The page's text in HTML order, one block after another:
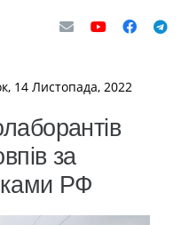
14 Листопада, 2022
за
РФ